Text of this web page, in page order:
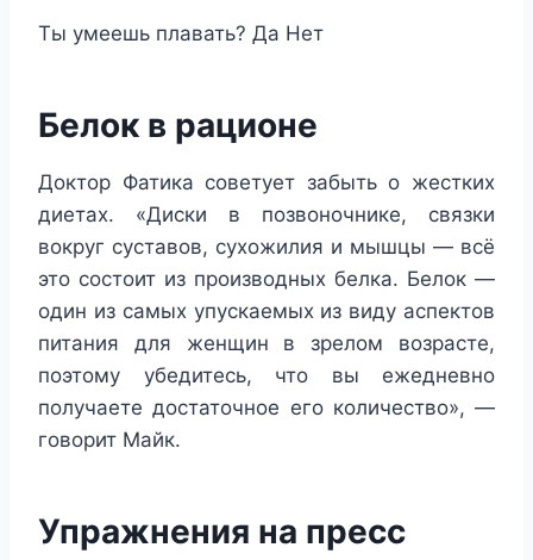
Ты умеешь плавать? Да Нет
Белок в рационе
Доктор Фатика советует забыть о жестких
диетах. «Диски в позвоночнике, связки
вокруг суставов, сухожилия и мышцы — всё
это состоит из производных белка. Белок —
один из самых упускаемых из виду аспектов
питания для женщин в зрелом возрасте,
поэтому убедитесь, что вы ежедневно
получаете достаточное его количество», —
говорит Майк.
Упражнения на пресс